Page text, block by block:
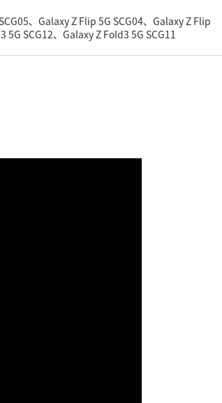
、Galaxy Z Flip 5G SCG04、Galaxy Z Flip
5G SCG12、Galaxy Z Fold3 5G SCG11